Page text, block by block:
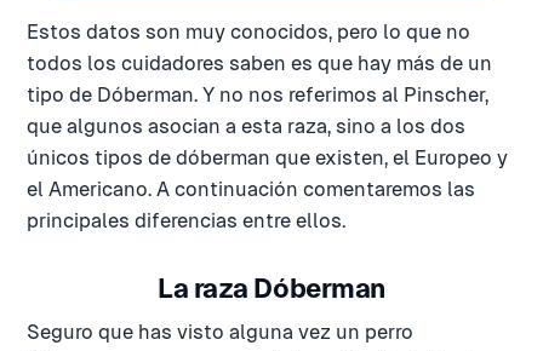
Estos datos son muy conocidos, pero lo que no
todos los cuidadores saben es que hay más de un
tipo de Dóberman. Y no nos referimos al Pinscher,
que algunos asocian a esta raza, sino a los dos
únicos tipos de dóberman que existen, el Europeo y
el Americano. A continuación comentaremos las
principales diferencias entre ellos.
La raza Dóberman
Seguro que has visto alguna vez un perro